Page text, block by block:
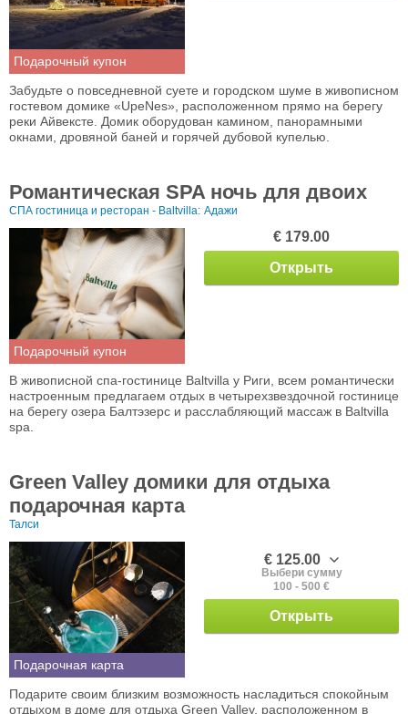
Подарочный купон
Забудьте о повседневной суете и городском шуме в живописном
гостевом домике «UpeNes», расположенном прямо на берегу
реки Айвексте. Домик оборудован камином, панорамными
окнами, дровяной баней и горячей дубовой купелью.
Романтическая SPA ночь для двоих
СПА гостиница и ресторан - Baltvilla: Адажи
Подарочный купон
€ 179.00
Открыть
В живописной спа-гостинице Baltvilla у Риги, всем романтически
настроенным предлагаем отдых в четырехзвездочной гостинице
на берегу озера Балтэзерс и расслабляющий массаж в Baltvilla
spa.
Green Valley домики для отдыха
подарочная карта
Талси
Подарочная карта
€ 125.00
Выбери сумму
100 - 500 €
Открыть
Подарите своим близким возможность насладиться спокойным
отдыхом в доме для отдыха Green Valley, расположенном в